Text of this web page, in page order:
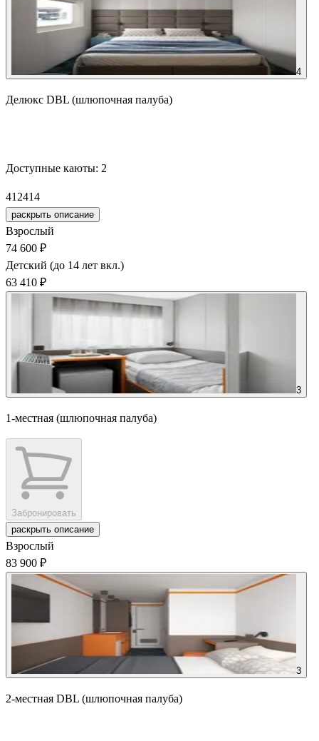
4
Делюкс DBL (шлюпочная палуба)
Доступные каюты: 2
412414
раскрыть описание
Взрослый
74 600 ₽
Детский (до 14 лет вкл.)
63 410 ₽
3
1-местная (шлюпочная палуба)
Забронировать
раскрыть описание
Взрослый
83 900 ₽
3
2-местная DBL (шлюпочная палуба)